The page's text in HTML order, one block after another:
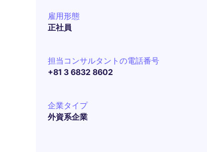
雇用形態
正社員
担当コンサルタントの電話番号
+81 3 6832 8602
企業タイプ
外資系企業